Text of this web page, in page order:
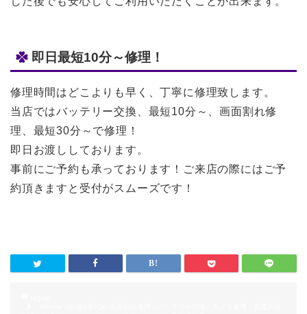
即日最短10分～修理！
修理時間はどこよりも早く、丁寧に修理致します。
当店ではバッテリー交換、最短10分～、画面割れ修
理、最短30分～で修理！
即日お渡ししております。
事前にご予約も承っております！ご来店の際にはご予
約頂きますと受付がスムーズです！